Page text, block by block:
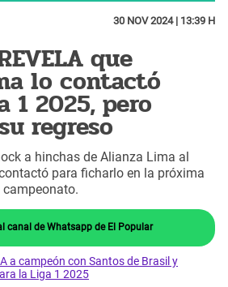
30 NOV 2024 | 13:39 H
que
lo contactó
1 2025, pero
regreso
a hinchas de Alianza Lima al
para ficharlo en la próxima
canal de Whatsapp de El Popular
a campeón con Santos de Brasil y
la Liga 1 2025